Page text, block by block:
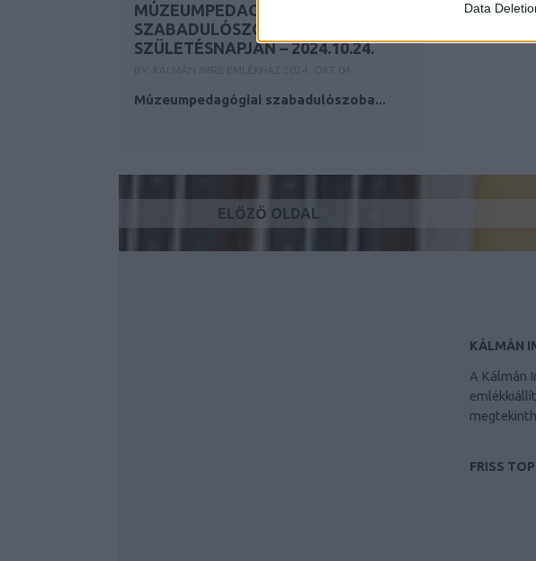
Data
MÚZEUMPEDAGÓGIAI
SZABADULÓSZOBA KÁLMÁN IMRE
SZÜLETÉSNAPJÁN – 2024.10.24.
Múzeumpedagógiai szabadulószoba...
ELŐZŐ OLDAL
KÁLMÁN
A Kálmán
FRISS